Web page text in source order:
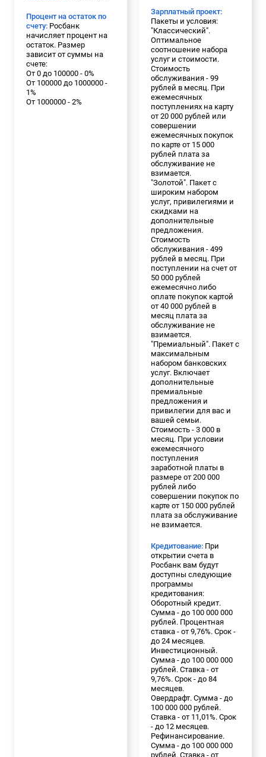
Процент на остаток по
счету: Росбанк
начисляет процент на
остаток. Размер
зависит от суммы на
счете:
От 0 до 100000 - 0%
От 100000 до 1000000 -
1%
От 1000000 - 2%
Зарплатный проект:
Пакеты и условия:
"Классический".
Оптимальное
соотношение набора
услуг и стоимости.
Стоимость
обслуживания - 99
рублей в месяц. При
ежемесячных
поступлениях на карту
от 20 000 рублей или
совершении
ежемесячных покупок
по карте от 15 000
рублей плата за
обслуживание не
взимается.
"Золотой". Пакет с
широким набором
услуг, привилегиями и
скидками на
дополнительные
предложения.
Стоимость
обслуживания - 499
рублей в месяц. При
поступлении на счет от
50 000 рублей
ежемесячно либо
оплате покупок картой
от 40 000 рублей в
месяц плата за
обслуживание не
взимается.
"Премиальный". Пакет с
максимальным
набором банковских
услуг. Включает
дополнительные
премиальные
предложения и
привилегии для вас и
вашей семьи.
Стоимость - 3 000 в
месяц. При условии
ежемесячного
поступления
заработной платы в
размере от 200 000
рублей либо
совершении покупок по
карте от 150 000 рублей
плата за обслуживание
не взимается.
Кредитование: При
открытии счета в
Росбанк вам будут
доступны следующие
программы
кредитования:
Оборотный кредит.
Сумма - до 100 000 000
рублей. Процентная
ставка - от 9,76%. Срок -
до 24 месяцев.
Инвестиционный.
Сумма - до 100 000 000
рублей. Ставка - от
9,76%. Срок - до 84
месяцев.
Овердрафт. Сумма - до
100 000 000 рублей.
Ставка - от 11,01%. Срок
- до 12 месяцев.
Рефинансирование.
Сумма - до 100 000 000
рублей. Ставка - от